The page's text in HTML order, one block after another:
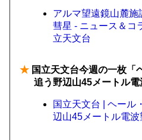
アルマ望遠鏡山麓
彗星 - ニュース＆コ
立天文台
★ 国立天文台今週の一枚「
追う野辺山45メートル電
国立天文台 | ヘール
辺山45メートル電波